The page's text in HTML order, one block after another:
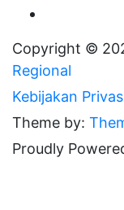
Copyright ©
Regional
Kebijakan
Theme by:
Proudly